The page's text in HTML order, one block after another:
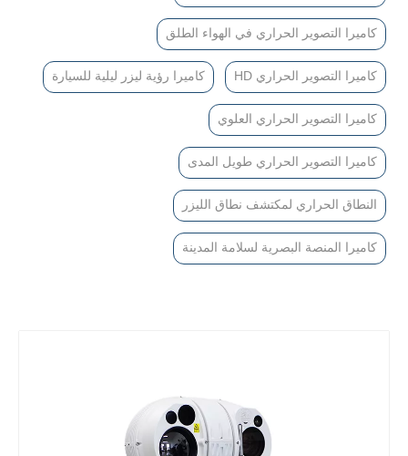
كاميرا التصوير الحراري في الهواء الطلق
كاميرا التصوير الحراري HD كاميرا رؤية ليزر ليلية للسيارة
كاميرا التصوير الحراري العلوي
كاميرا التصوير الحراري طويل المدى
النطاق الحراري لمكتشف نطاق الليزر
كاميرا المنصة البصرية لسلامة المدينة